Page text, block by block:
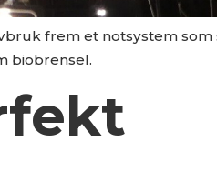
frem et notsystem som
biobrensel.